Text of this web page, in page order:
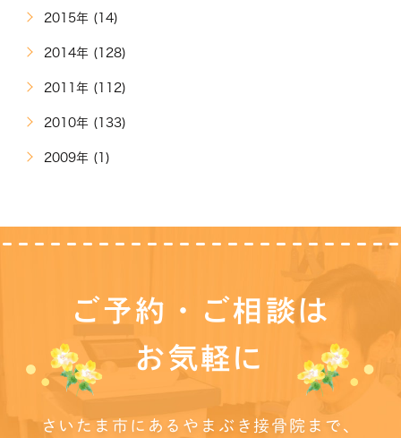
2015年 (14)
2014年 (128)
2011年 (112)
2010年 (133)
2009年 (1)
ご予約・ご相談は
お気軽に
さいたま市にあるやまぶき接骨院まで、